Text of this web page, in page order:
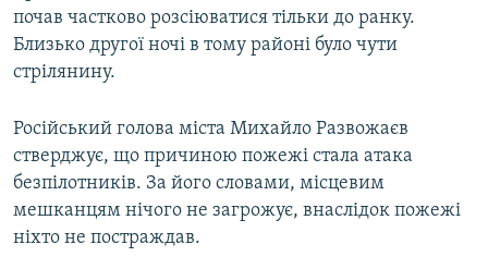
почав частково розсіюватися тільки до ранку.
Близько другої ночі в тому районі було чути
стрілянину.
Російський голова міста Михайло Развожаєв
стверджує, що причиною пожежі стала атака
безпілотників. За його словами, місцевим
мешканцям нічого не загрожує, внаслідок пожежі
ніхто не постраждав.